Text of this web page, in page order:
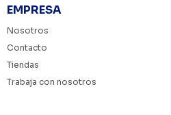
EMPRESA
Nosotros
Contacto
Tiendas
Trabaja con nosotros